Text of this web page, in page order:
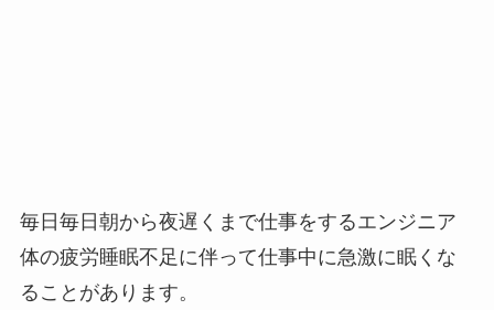
毎日毎日朝から夜遅くまで仕事をするエンジニア
体の疲労睡眠不足に伴って仕事中に急激に眠くな
ることがあります。